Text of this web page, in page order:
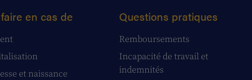
en cas de
et naissance
Questions pratiques
Remboursements
Incapacité de travail et
indemnités